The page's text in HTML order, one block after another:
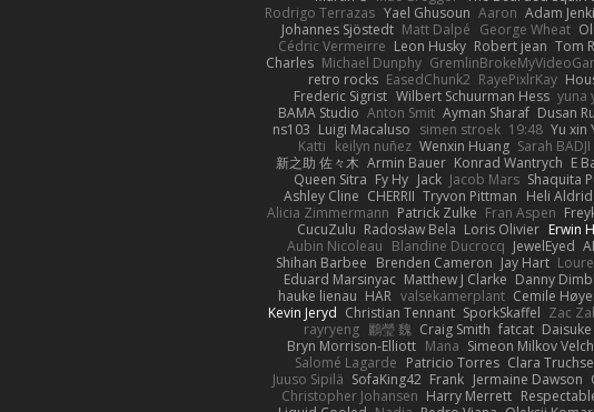
Rodrigo Terrazas Yael Ghusoun Aaron Adam
Johannes Sjöstedt Matt Dalpé George Wheat
Cédric Vermeirre Leon Husky Robert jean Tom
Charles Michael Dunphy
retro rocks EasedChunk2 RayePixlrKay
Frederic Sigrist Wilbert Schuurman Hess yuna
BAMA Studio Anton Smit Ayman Sharaf Dusan
ns103 Luigi Macaluso simen stroek 19:48 Yu xin
Katti keilyn nuñez Wenxin Huang Sarah BADJI
新之助 佐々木 Armin Bauer Konrad Wantrych E
Queen Sitra Fy Hy Jack Jacob Mars Shaquita
Ashley Cline CHERRII Tryvon Pittman Heli
Alicia Zimmermann Patrick Zulke Fran Aspen
CucuZulu Radosław Bela Loris Olivier Erwin
Aubin Nicoleau Blandine Ducrocq JewelEyed
Shihan Barbee Brenden Cameron Jay Hart
Eduard Marsinyac Matthew J Clarke Danny
hauke lienau HAR valsekamerplant Cemile
Kevin Jeryd Christian Tennant SporkSkaffel Zac
rayryeng 鸝瑩 魏 Craig Smith fatcat
Bryn Morrison-Elliott Mana Simeon Milkov
Salomé Lagarde Patricio Torres Clara
Juuso Sipilä SofaKing42 Frank Jermaine Dawson
Christopher Johansen Harry Merrett